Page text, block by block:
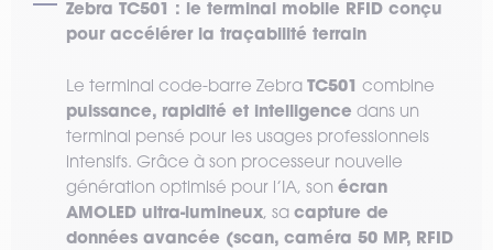
Zebra TC501 : le terminal mobile RFID conçu
pour accélérer la traçabilité terrain
Le terminal code-barre Zebra TC501 combine
puissance, rapidité et intelligence dans un
terminal pensé pour les usages professionnels
intensifs. Grâce à son processeur nouvelle
génération optimisé pour l’IA, son écran
AMOLED ultra-lumineux, sa capture de
données avancée (scan, caméra 50 MP, RFID